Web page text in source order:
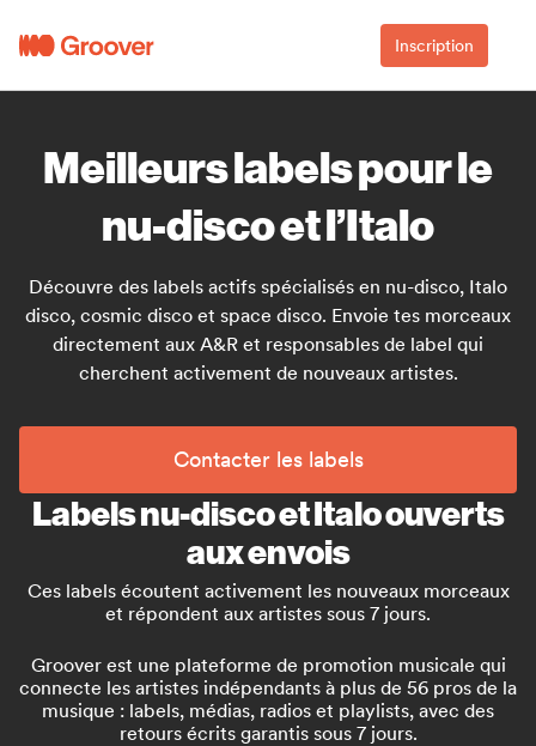
Inscription
Meilleurs labels pour le
nu-disco et l’Italo
Découvre des labels actifs spécialisés en nu-disco, Italo
disco, cosmic disco et space disco. Envoie tes morceaux
directement aux A&R et responsables de label qui
cherchent activement de nouveaux artistes.
Contacter les labels
Labels nu-disco et Italo ouverts
aux envois
Ces labels écoutent activement les nouveaux morceaux
et répondent aux artistes sous 7 jours.
Groover est une plateforme de promotion musicale qui
connecte les artistes indépendants à plus de 56 pros de la
musique : labels, médias, radios et playlists, avec des
retours écrits garantis sous 7 jours.